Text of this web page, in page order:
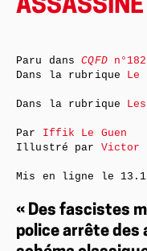
ASSASSINÉ
« Des fascistes
police arrête des
Paru dansCQFD
Dans la rubrique Le
Dans la rubrique
Par Iffik Le Guen
Illustré par Victor
Mis en ligne le